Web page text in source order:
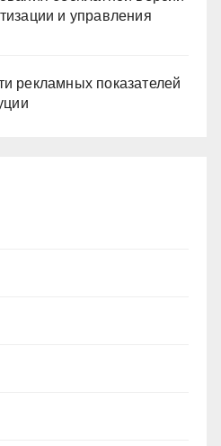
и управления
рекламных показателей